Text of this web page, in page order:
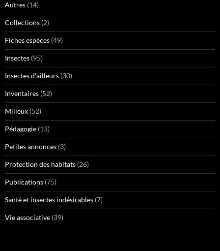
Autres (14)
Collections (2)
Fiches espèces (49)
Insectes (95)
Insectes d'ailleurs (30)
Inventaires (52)
Milieux (52)
Pédagogie (13)
Petites annonces (3)
Protection des habitats (26)
Publications (75)
Santé et insectes indésirables (7)
Vie associative (39)